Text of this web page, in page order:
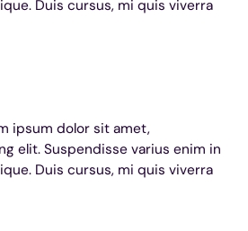
Duis cursus, mi quis viverra
ipsum dolor sit amet,
elit. Suspendisse varius enim in
Duis cursus, mi quis viverra